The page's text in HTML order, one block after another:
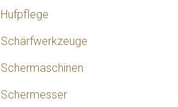
Hufpflege
Schärfwerkzeuge
Schermaschinen
Schermesser